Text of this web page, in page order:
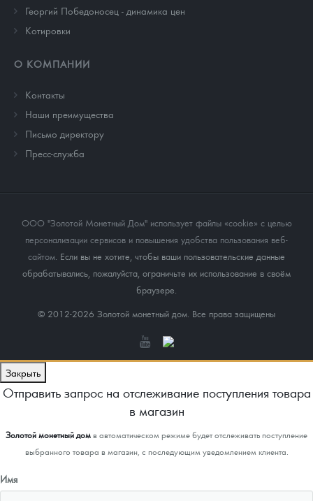
Георгий Победоносец - динамика цен
Котировки
О КОМПАНИИ
Контакты
Наши преимущества
Письмо директору
Пресс-служба
ООО "Золотой Монетный Дом" использует файлы «cookie» с целью
персонализации сервисов и повышения удобства пользования веб-
сайтом . Если вы не хотите, чтобы ваши пользовательские данные
обрабатывались, пожалуйста, ограничьте их использование в своём
браузере.
© 2012-2026 Золотой монетный дом. Все права защищены
Закрыть
Отправить запрос на отслеживание поступления товара
в магазин
Золотой монетный домв автоматическом режиме будет отслеживать поступление
выбранного товара в магазин, с последующим уведомлением клиента.
Имя